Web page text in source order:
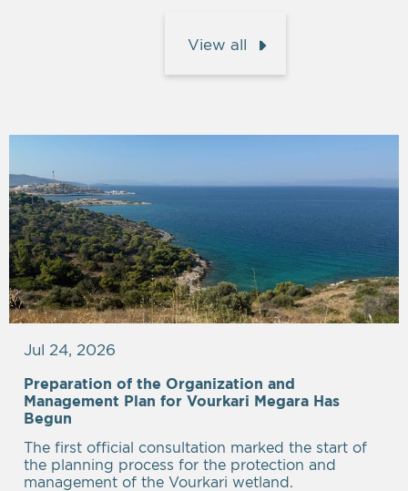
View all
Jul 24, 2026
Preparation of the Organization and
Management Plan for Vourkari Megara Has
Begun
The first official consultation marked the start of
the planning process for the protection and
management of the Vourkari wetland.